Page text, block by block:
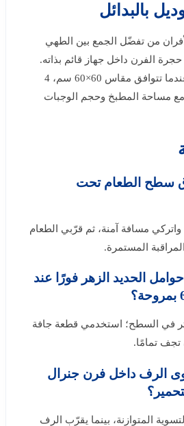
بالبدائل
من تفضّل الجمع بين الطهي
الفرن داخل جهاز قائم بذاته.
وتكون الاستفادة أكبر عندما تتوافق مقاس 60×60 سم، 4
مساحة المطبخ وحجم الوجبات
سطح الطعام تحت
مسافة آمنة، ثم قرّبي الطعام
المستمرة.
الحديد الزهر فورًا عند
في السطح؛ استخدمي قطعة جافة
تجف تمامًا.
الرف داخل فرن جنرال
المتوازنة، بينما يقرّب الرف